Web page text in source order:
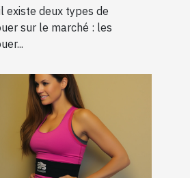
existe deux types de
sur le marché : les